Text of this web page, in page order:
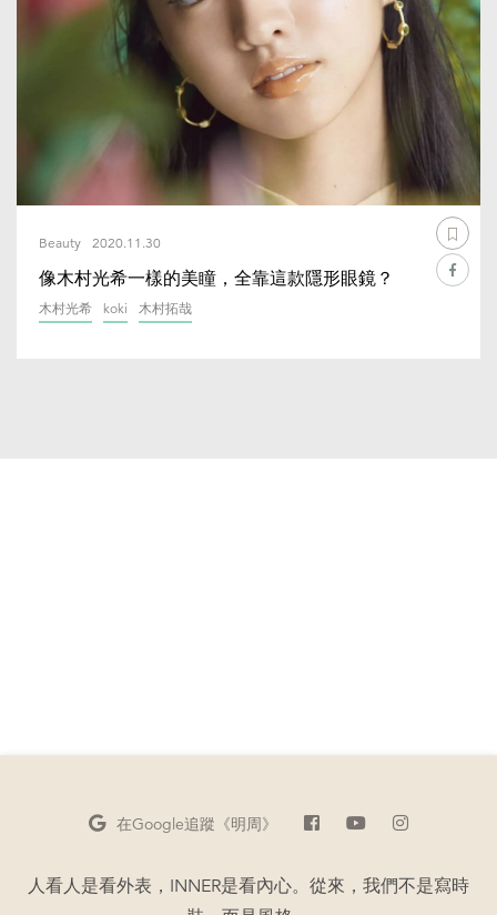
Beauty 2020.11.30
像木村光希一樣的美瞳，全靠這款隱形眼鏡？
木村光希 koki 木村拓哉
在Google追蹤《明周》
人看人是看外表，INNER是看內心。從來，我們不是寫時